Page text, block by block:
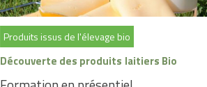
Produits issus de l'élevage bio
Découverte des produits laitiers Bio